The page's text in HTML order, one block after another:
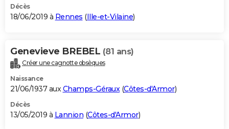
Décès
18/06/2019 à Rennes (Ille-et-Vilaine)
Genevieve BREBEL (81 ans)
Créer une cagnotte obsèques
Naissance
21/06/1937 aux Champs-Géraux (Côtes-d'Armor)
Décès
13/05/2019 à Lannion (Côtes-d'Armor)